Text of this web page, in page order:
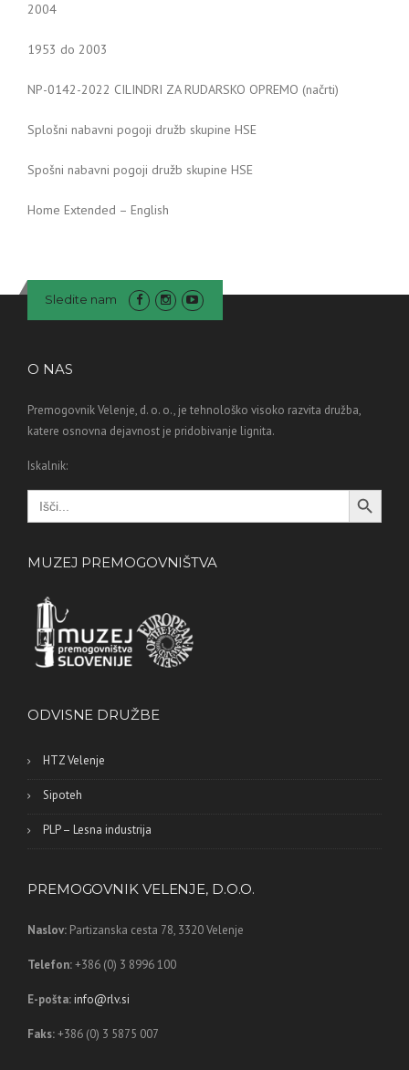
2004
1953 do 2003
NP-0142-2022 CILINDRI ZA RUDARSKO OPREMO (načrti)
Splošni nabavni pogoji družb skupine HSE
Spošni nabavni pogoji družb skupine HSE
Home Extended – English
Sledite nam
O NAS
Premogovnik Velenje, d. o. o., je tehnološko visoko razvita družba,
katere osnovna dejavnost je pridobivanje lignita.
Iskalnik:
Search
for:
Search Button
MUZEJ PREMOGOVNIŠTVA
ODVISNE DRUŽBE
HTZ Velenje
Sipoteh
PLP – Lesna industrija
PREMOGOVNIK VELENJE, D.O.O.
Naslov: Partizanska cesta 78, 3320 Velenje
Telefon:+386 (0) 3 8996 100
E-pošta: info@rlv.si
Faks:+386 (0) 3 5875 007